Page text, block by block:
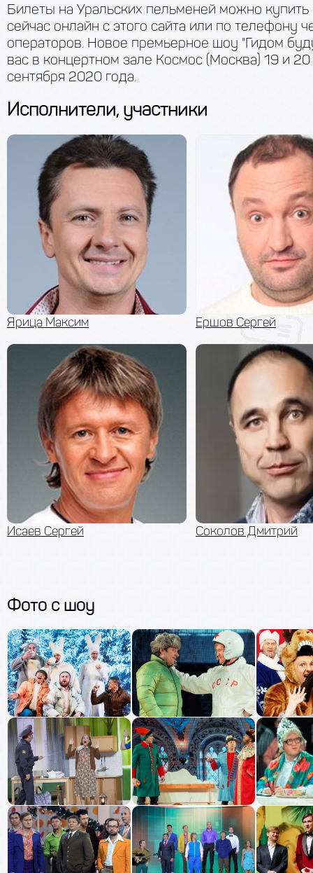
Билеты на Уральских пельменей можно
сейчас онлайн с этого сайта или по телефону
операторов. Новое премьерное шоу "Гидом
вас в концертном зале Космос (Москва) 19 и 20
сентября 2020 года.
Исполнители, участники
Ярица Максим
Исаев Сергей
Ершов Сергей
Соколов Дмитрий
Фото c шоу